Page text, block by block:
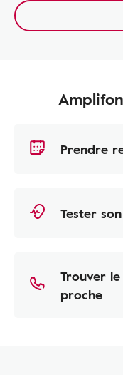
Prendre
Tester
Trouver
proche